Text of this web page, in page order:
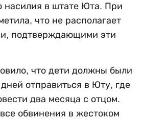
насилия в штате Юта. При
что не располагает
подтверждающими эти
что дети должны были
отправиться в Юту, где
два месяца с отцом.
обвинения в жестоком